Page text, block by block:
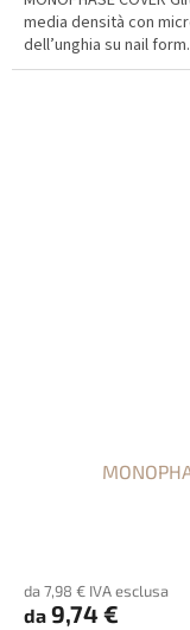
media densità con
dell’unghia su nail form.
da 7,98 € IVA esclusa
da 9,74 €